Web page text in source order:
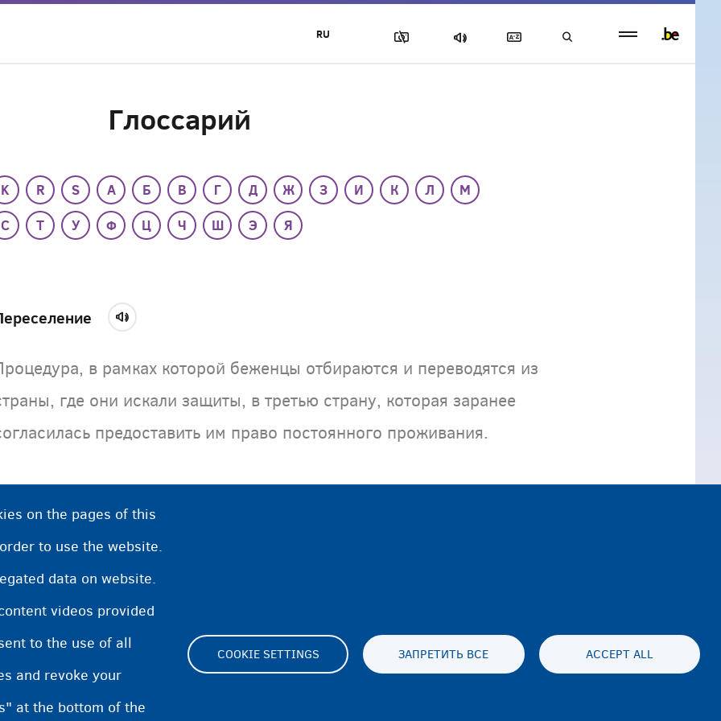
Глоссарий
K R S А Б В Г Д Ж З И К Л
М
С Т У Ф Ц Ч Ш Э Я
в рамках которой беженцы отбираются и переводятся из
где они искали защиты, в третью страну, которая заранее
предоставить им право постоянного проживания.
on the pages of this
to use the website.
data on website.
videos provided
to the use of all
and revoke your
at the bottom of the
COOKIE SETTINGS ЗАПРЕТИТЬ ВСЕ ACCEPT ALL
Footer
RU
footer